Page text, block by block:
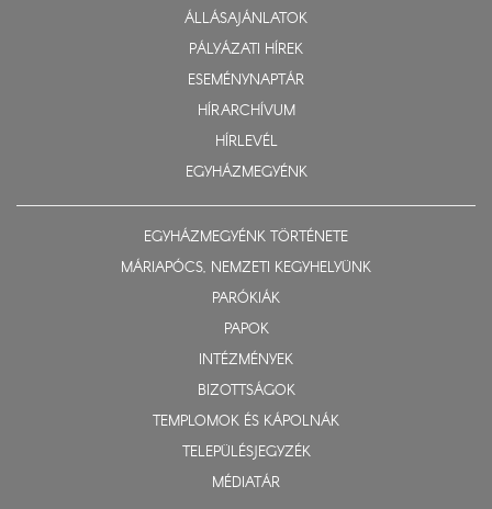
ÁLLÁSAJÁNLATOK
PÁLYÁZATI HÍREK
ESEMÉNYNAPTÁR
HÍRARCHÍVUM
HÍRLEVÉL
EGYHÁZMEGYÉNK
EGYHÁZMEGYÉNK TÖRTÉNETE
MÁRIAPÓCS, NEMZETI KEGYHELYÜNK
PARÓKIÁK
PAPOK
INTÉZMÉNYEK
BIZOTTSÁGOK
TEMPLOMOK ÉS KÁPOLNÁK
TELEPÜLÉSJEGYZÉK
MÉDIATÁR